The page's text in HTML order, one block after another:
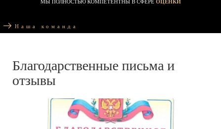
ОЦЕНКИ
Наша команда
Благодарственные письма и
отзывы